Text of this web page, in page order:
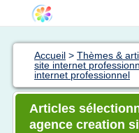
Accueil > Thèmes &
site internet
internet professionnel
Articles
agence creation